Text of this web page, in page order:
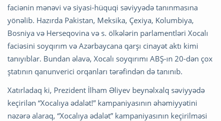
faciənin mənəvi və siyasi-hüquqi səviyyədə tanınmasına
yönəlib. Hazırda Pakistan, Meksika, Çexiya, Kolumbiya,
Bosniya və Herseqovina və s. ölkələrin parlamentləri Xocalı
faciəsini soyqırım və Azərbaycana qarşı cinayət aktı kimi
tanıyıblar. Bundan əlavə, Xocalı soyqırımı ABŞ-ın 20-dən çox
ştatının qanunverici orqanları tərəfindən də tanınıb.
Xatırladaq ki, Prezident İlham Əliyev beynəlxalq səviyyədə
keçirilən “Xocalıya ədalət!” kampaniyasının əhəmiyyətini
nəzərə alaraq, “Xocalıya ədalət” kampaniyasının keçirilməsi